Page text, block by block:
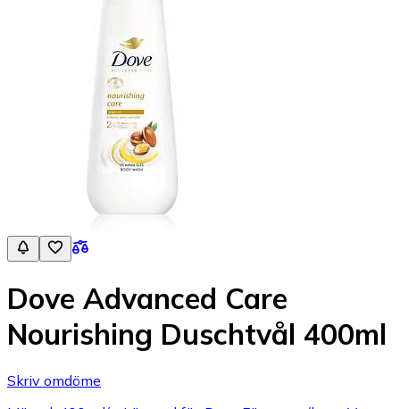
Dove Advanced Care
Nourishing Duschtvål 400ml
Skriv omdöme